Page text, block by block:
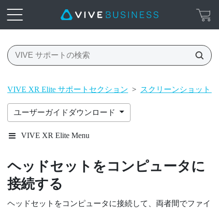
VIVE XR Elite サポートセクション > スクリーンショット
ユーザーガイドダウンロード
VIVE XR Elite Menu
ヘッドセットをコンピュータに
接続する
ヘッドセットをコンピュータに接続して、両者間でファイ